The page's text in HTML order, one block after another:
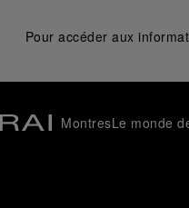
Pour accéder aux
MontresLe monde